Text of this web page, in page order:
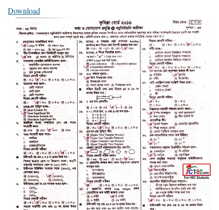
Download